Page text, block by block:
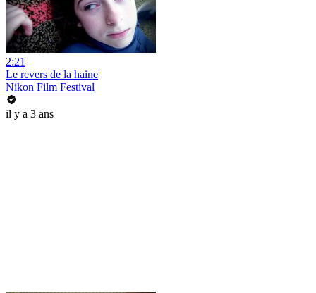
2:21
Le revers de la haine
Nikon Film Festival
il y a 3 ans